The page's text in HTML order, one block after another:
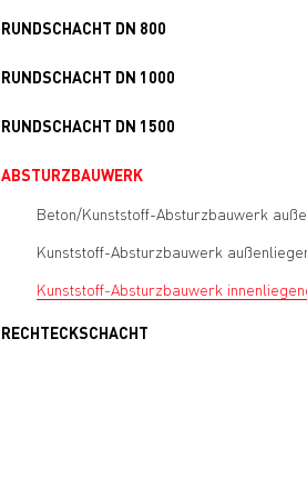
RUNDSCHACHT DN 800
RUNDSCHACHT DN 1000
RUNDSCHACHT DN 1500
ABSTURZBAUWERK
Beton/Kunststoff-Absturzbauwerk
Kunststoff-Absturzbauwerk
Kunststoff-Absturzbauwerk
RECHTECKSCHACHT